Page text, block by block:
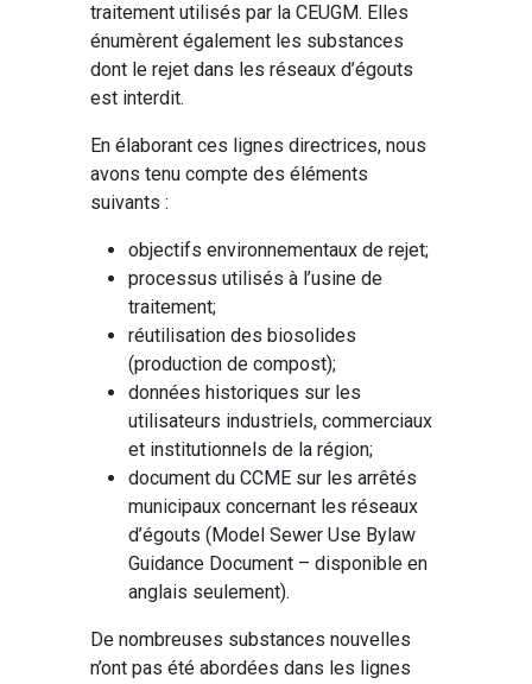
traitement utilisés par la CEUGM. Elles
énumèrent également les substances
dont le rejet dans les réseaux d’égouts
est interdit.
En élaborant ces lignes directrices, nous
avons tenu compte des éléments
suivants :
objectifs environnementaux de rejet;
processus utilisés à l’usine de
traitement;
réutilisation des biosolides
(production de compost);
données historiques sur les
utilisateurs industriels, commerciaux
et institutionnels de la région;
document du CCME sur les arrêtés
municipaux concernant les réseaux
d’égouts (Model Sewer Use Bylaw
Guidance Document – disponible en
anglais seulement).
De nombreuses substances nouvelles
n’ont pas été abordées dans les lignes